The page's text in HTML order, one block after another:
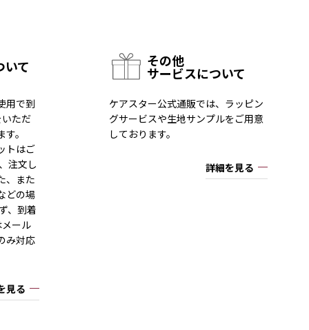
いて
用で到
ただ
。
トはご
注文し
、また
どの場
、到着
ール
み対応
見る
その他
サービスについて
ケアスター公式通販では、ラッピン
グサービスや生地サンプルをご用意
しております。
詳細を見る